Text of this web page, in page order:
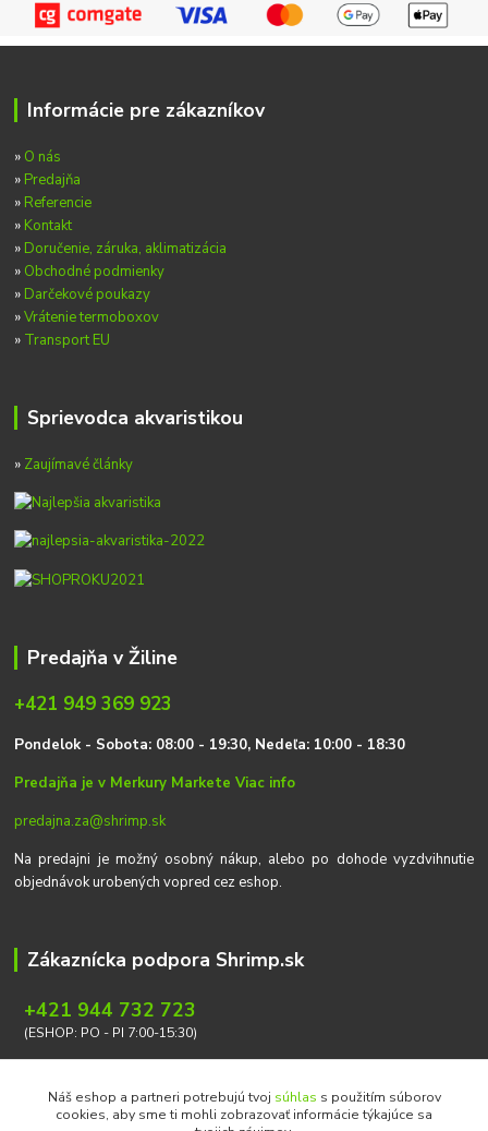
Informácie pre zákazníkov
» O nás
» Predajňa
» Referencie
» Kontakt
» Doručenie, záruka, aklimatizácia
» Obchodné podmienky
» Darčekové poukazy
»Vrátenie termoboxov
» Transport EU
Sprievodca akvaristikou
» Zaujímavé články
Predajňa v Žiline
+421 949 369 923
Pondelok - Sobota: 08:00 - 19:30, Nedeľa: 10:00 - 18:30
Predajňa je v Merkury MarketeViac info
predajna.za@shrimp.sk
Na predajni je možný osobný nákup, alebo po dohode vyzdvihnutie
objednávok urobených vopred cez eshop.
Zákaznícka podpora Shrimp.sk
+421 944 732 723
(ESHOP: PO - PI 7:00-15:30)
Náš eshop a partneri potrebujú tvoj súhlas s použitím súborov
cookies, aby sme ti mohli zobrazovať informácie týkajúce sa